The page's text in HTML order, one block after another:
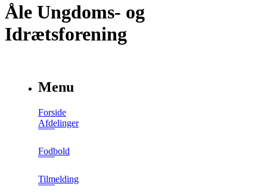
Åle Ungdoms- og
Idrætsforening
Menu
Forside
Afdelinger
Fodbold
Tilmelding